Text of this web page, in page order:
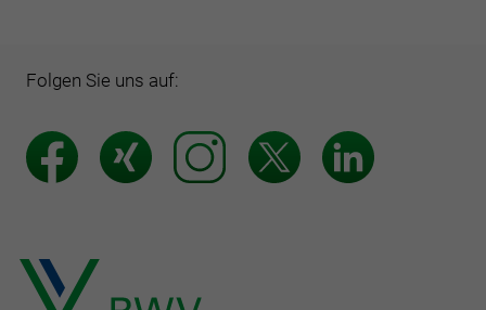
Folgen Sie uns auf: